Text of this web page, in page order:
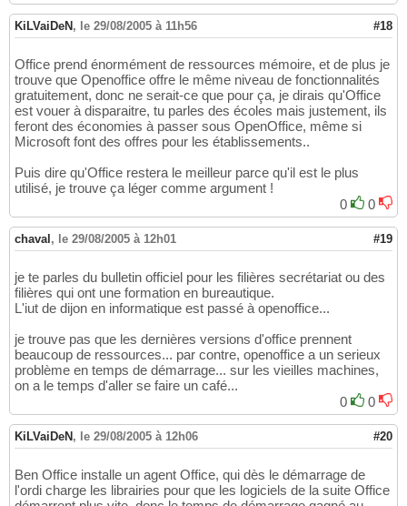
KiLVaiDeN, le 29/08/2005 à 11h56 #18
Office prend énormément de ressources mémoire, et de plus je
trouve que Openoffice offre le même niveau de fonctionnalités
gratuitement, donc ne serait-ce que pour ça, je dirais qu'Office
est vouer à disparaitre, tu parles des écoles mais justement, ils
feront des économies à passer sous OpenOffice, même si
Microsoft font des offres pour les établissements..
Puis dire qu'Office restera le meilleur parce qu'il est le plus
utilisé, je trouve ça léger comme argument !
0
0
chaval, le 29/08/2005 à 12h01 #19
je te parles du bulletin officiel pour les filières secrétariat ou des
filières qui ont une formation en bureautique.
L'iut de dijon en informatique est passé à openoffice...
je trouve pas que les dernières versions d'office prennent
beaucoup de ressources... par contre, openoffice a un serieux
problème en temps de démarrage... sur les vieilles machines,
on a le temps d'aller se faire un café...
0
0
KiLVaiDeN, le 29/08/2005 à 12h06 #20
Ben Office installe un agent Office, qui dès le démarrage de
l'ordi charge les librairies pour que les logiciels de la suite Office